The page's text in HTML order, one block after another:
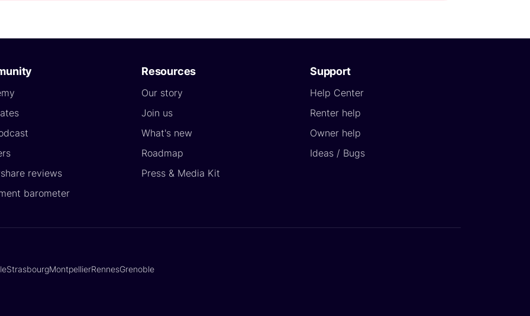
reviews
barometer
Resources
Our story
Join us
What's new
Roadmap
Press & Media Kit
Support
Help Center
Renter help
Owner help
Ideas / Bugs
StrasbourgMontpellierRennesGrenoble